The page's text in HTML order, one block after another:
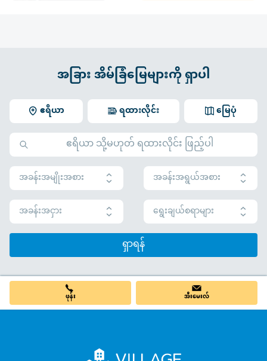
အခြား အိမ်ခြံမြေများကို ရှာပါ
ဧရိယာ မြေပုံ
ရထားလိုင်း
အခန်းအမျိုးအစား
အခန်းအရွယ်အစား
အခန်းအငှား
ရွေးချယ်စရာများ
ရှာရန်
ဖုန်း အီးမေးလ်